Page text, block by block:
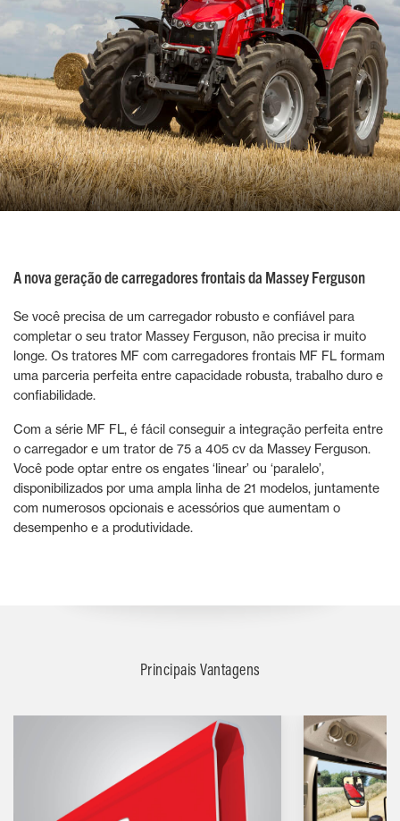
A nova geração de carregadores frontais da Massey Ferguson
Se você precisa de um carregador robusto e confiável para
completar o seu trator Massey Ferguson, não precisa ir muito
longe. Os tratores MF com carregadores frontais MF FL formam
uma parceria perfeita entre capacidade robusta, trabalho duro e
confiabilidade.
Com a série MF FL, é fácil conseguir a integração perfeita entre
o carregador e um trator de 75 a 405 cv da Massey Ferguson.
Você pode optar entre os engates ‘linear’ ou ‘paralelo’,
disponibilizados por uma ampla linha de 21 modelos, juntamente
com numerosos opcionais e acessórios que aumentam o
desempenho e a produtividade.
Principais Vantagens